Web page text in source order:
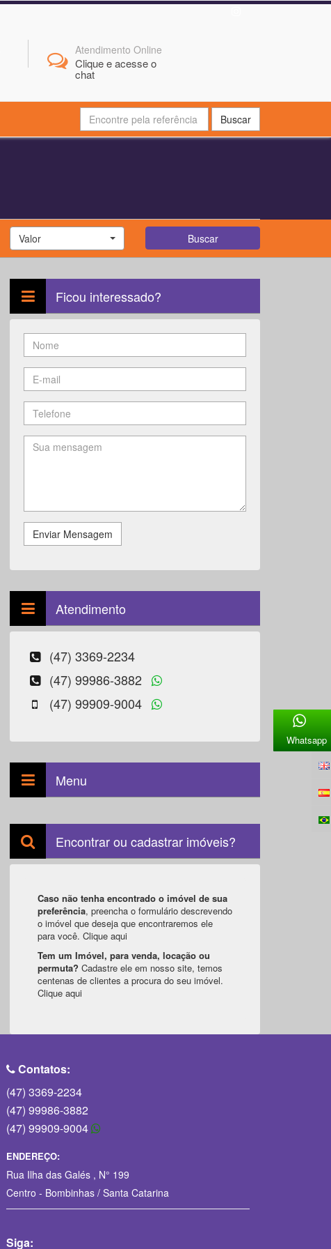
Whatsapp
Atendimento Online
Clique e acesse o
chat
Buscar
Valor Buscar
Ficou interessado?
Enviar Mensagem
Atendimento
(47) 3369-2234
(47) 99986-3882
(47) 99909-9004
Menu
Encontrar ou cadastrar imóveis?
Caso não tenha encontrado o imóvel de sua
preferência, preencha o formulário descrevendo
o imóvel que deseja que encontraremos ele
para você. Clique aqui
Tem um Imóvel, para venda, locação ou
permuta? Cadastre ele em nosso site, temos
centenas de clientes a procura do seu imóvel.
Clique aqui
Contatos:
(47) 3369-2234
(47) 99986-3882
(47) 99909-9004
ENDEREÇO:
Rua Ilha das Galés , N° 199
Centro - Bombinhas / Santa Catarina
Siga: